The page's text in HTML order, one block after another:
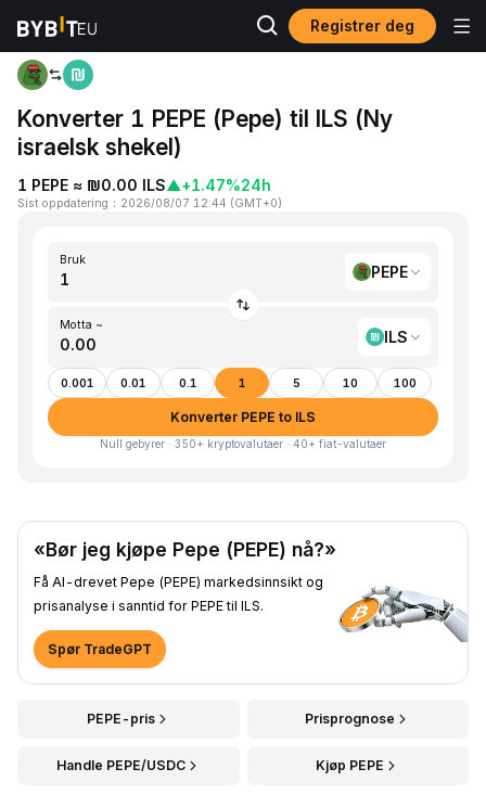
Registrer deg
Hjem PEPE to ILS
Konverter 1 PEPE (Pepe) til ILS (Ny
israelsk shekel)
1 PEPE ≈ ₪0.00 ILS▲+1.47%24h
Sist oppdatering ： 2026/08/07 12:44 (GMT+0)
Bruk
PEPE
Motta ~
ILS
0.001 0.01 0.1 1 5 10 100
Konverter PEPE to ILS
Null gebyrer · 350+ kryptovalutaer · 40+ fiat-valutaer
«Bør jeg kjøpe Pepe (PEPE) nå?»
Få AI-drevet Pepe (PEPE) markedsinnsikt og
prisanalyse i sanntid for PEPE til ILS.
Spør TradeGPT
PEPE-pris Prisprognose
Handle PEPE/USDC Kjøp PEPE